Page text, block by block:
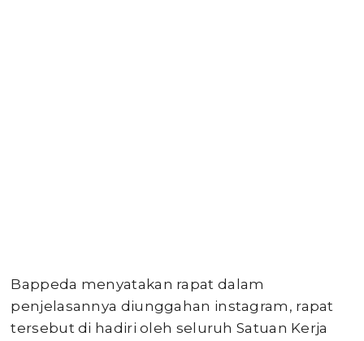
Bappeda menyatakan rapat dalam
penjelasannya diunggahan instagram, rapat
tersebut di hadiri oleh seluruh Satuan Kerja